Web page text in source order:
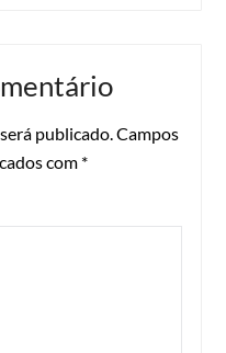
publicado.Campos
com *